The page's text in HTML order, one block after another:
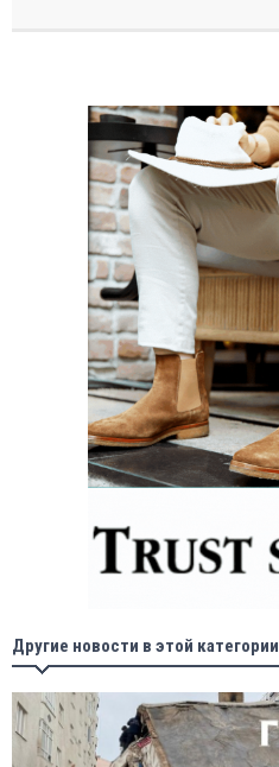
Другие новости в этой категории